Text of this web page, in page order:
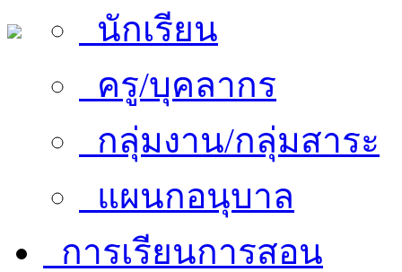
นักเรียน
ครู/บุคลากร
กลุ่มงาน/กลุ่มสาระ
แผนกอนุบาล
การเรียนการสอน